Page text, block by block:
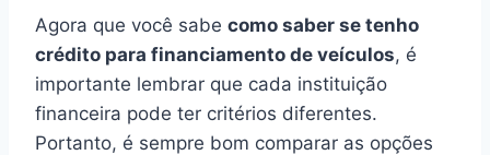
Agora que você sabe como saber se tenho
crédito para financiamento de veículos, é
importante lembrar que cada instituição
financeira pode ter critérios diferentes.
Portanto, é sempre bom comparar as opções